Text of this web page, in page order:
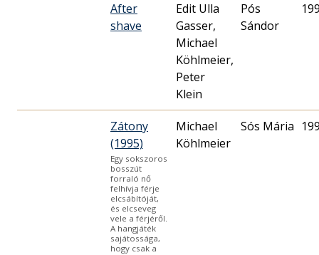
After
shave
Edit Ulla
Gasser,
Michael
Köhlmeier,
Peter
Klein
Pós
Sándor
Zátony
(1995)
Egy sokszoros
bosszút
forraló nő
felhívja férje
elcsábítóját,
és elcseveg
vele a férjéről.
A hangjáték
sajátossága,
hogy csak a
Michael
Köhlmeier
Sós Mária